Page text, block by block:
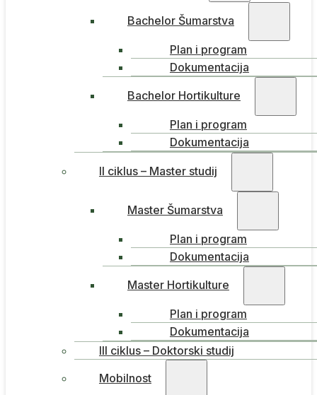
Bachelor Šumarstva
Plan i program
Dokumentacija
Bachelor Hortikulture
Plan i program
Dokumentacija
II ciklus – Master studij
Master Šumarstva
Plan i program
Dokumentacija
Master Hortikulture
Plan i program
Dokumentacija
III ciklus – Doktorski studij
Mobilnost